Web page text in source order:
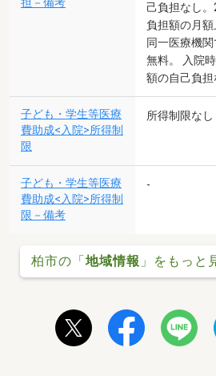
担－備考
己負担なし
負担額の月
同一医療機
無料。 入院
額の自己負担
子ども・学生等医療
費助成<入院>所得制
限
所得制限なし
子ども・学生等医療
費助成<入院>所得制
限－備考
-
柏市の「地域情報 」をもっと